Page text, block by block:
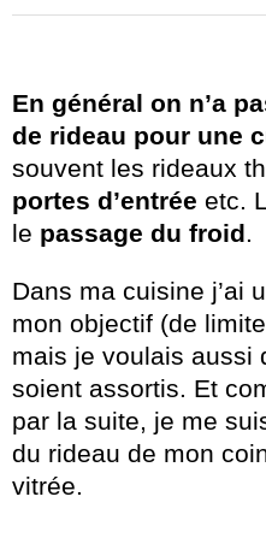
En général on n’a
de rideau pour une
souvent les rideaux
portes d’entrée etc.
le passage du froid.
Dans ma cuisine j’ai
mon objectif (de
mais je voulais aussi
soient assortis. Et
par la suite, je me
du rideau de mon
vitrée.